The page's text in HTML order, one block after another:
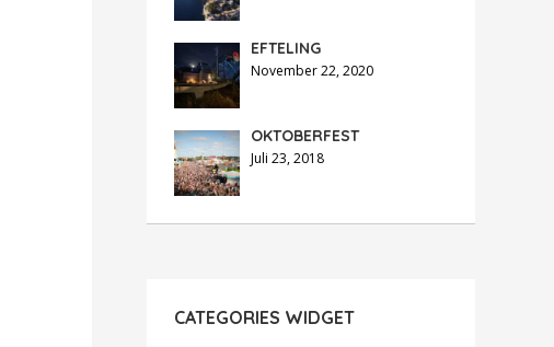
EFTELING
November 22, 2020
OKTOBERFEST
Juli 23, 2018
CATEGORIES WIDGET